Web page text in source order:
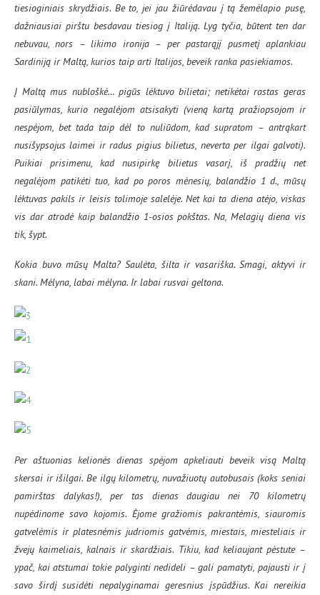
tiesioginiais skrydžiais. Be to, jei jau žiūrėdavau į tą žemėlapio pusę,
dažniausiai pirštu besdavau tiesiog į Italiją. Lyg tyčia, būtent ten dar
nebuvau, nors – likimo ironija – per pastarąjį pusmetį aplankiau
Sardiniją ir Maltą, kurios taip arti Italijos, beveik ranka pasiekiamos.
Į Maltą mus nubloškė… pigūs lėktuvo bilietai; netikėtai rastas geras
pasiūlymas, kurio negalėjom atsisakyti (vieną kartą pražiopsojom ir
nespėjom, bet tada taip dėl to nuliūdom, kad supratom – antrąkart
nusišypsojus laimei ir radus pigius bilietus, neverta per ilgai galvoti).
Puikiai prisimenu, kad nusipirkę bilietus vasarį, iš pradžių net
negalėjom patikėti tuo, kad po poros mėnesių, balandžio 1 d., mūsų
lėktuvas pakils ir leisis tolimoje salelėje. Net kai ta diena atėjo, viskas
vis dar atrodė kaip balandžio 1-osios pokštas. Na, Melagių diena vis
tik, šypt.
Kokia buvo mūsų Malta? Saulėta, šilta ir vasariška. Smagi, aktyvi ir
skani. Mėlyna, labai mėlyna. Ir labai rusvai geltona.
Per aštuonias kelionės dienas spėjom apkeliauti beveik visą Maltą
skersai ir išilgai. Be ilgų kilometrų, nuvažiuotų autobusais (koks seniai
pamirštas dalykas!), per tas dienas daugiau nei 70 kilometrų
nupėdinome savo kojomis. Ėjome gražiomis pakrantėmis, siauromis
gatvelėmis ir platesnėmis judriomis gatvėmis, miestais, miesteliais ir
žvejų kaimeliais, kalnais ir skardžiais. Tikiu, kad keliaujant pėstute –
ypač, kai atstumai tokie palyginti nedideli – gali pamatyti, pajausti ir į
savo širdį susidėti nepalyginamai geresnius įspūdžius. Kai nereikia